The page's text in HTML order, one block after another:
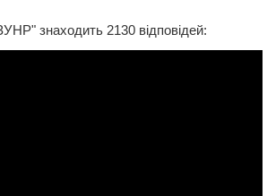
знаходить 2130 відповідей: